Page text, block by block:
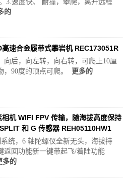
3.速度快、 耐撞，攀爬，离开远程
的
速合金履带式攀岩机 REC173051R
向后，向左转，向右转，可爬上10厘
，90度的顶点可爬。
更多的
机 WIFI FPV 传输，随海拔高度保持
和 G 传感器 REH05110HW1
统，6 轴陀螺仪全新无头，海拔持
返回功能新一键带起飞/着陆功能
多的